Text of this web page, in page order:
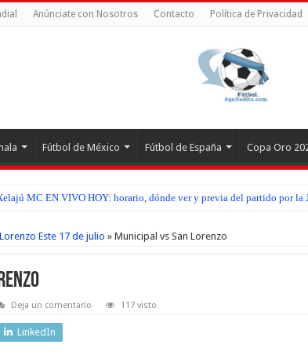
Anúnciate con Nosotros Contacto Política de Privacidad
Fútbol de México Fútbol de España Copa Oro
MC EN VIVO HOY: horario, dónde ver y previa del partido por la
Este 17 de julio » Municipal vs San Lorenzo
Deja un comentario 117 visto
LinkedIn